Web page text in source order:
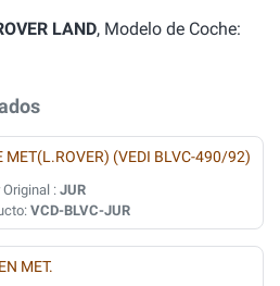
LAND, Modelo de Coche:
MET(L.ROVER) (VEDI BLVC-490/92)
Original :JUR
VCD-BLVC-JUR
MET.